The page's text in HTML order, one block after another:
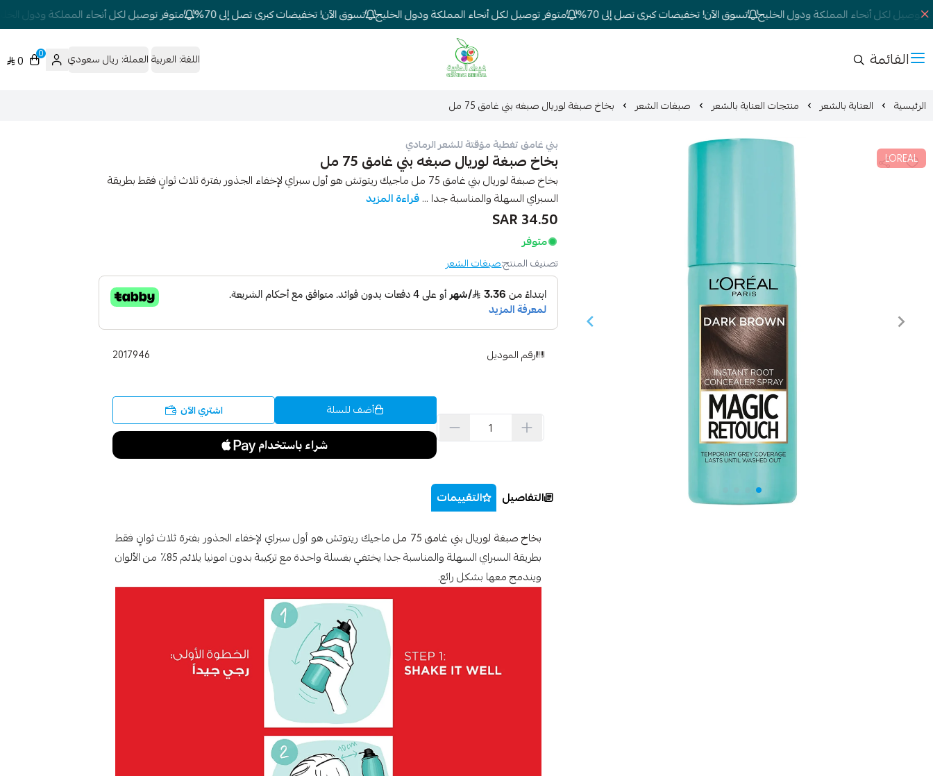
لكل أنحاء المملكة ودول الخليج تسوق الآن! تخفيضات كبرى تصل إلى 70% متوفر توصيل لكل أنحاء المملكة ودول الخليج تسوق الآن! تخفيضات كبرى تصل إلى 70% متوفر توصيل لكل أنحاء المملكة ودول الخليج
القائمة شركة غيداء المتطورة الطبية اللغة: العربيةالعملة: ريال سعودي 0
0
الرئيسية العناية بالشعر منتجات العناية بالشعر صبغات الشعر بخاخ صبغة لوريال صبغه بني غامق 75 مل
LOREAL
بني غامق تغطية مؤقتة للشعر الرمادي
بخاخ صبغة لوريال صبغه بني غامق 75 مل
بخاخ صبغة لوريال بني غامق 75 مل ماجيك ريتوتش هو أول سبراي لإخفاء الجذور بفترة ثلاث ثوانٍ فقط بطريقة
السبراي السهلة والمناسبة جدا ...قراءة المزيد
34.50 SAR
متوفر
تصنيف المنتج:صبغات الشعر
رقم الموديل 2017946
أضف للسلة اشتري الآن
التفاصيل التقييمات
بخاخ صبغة لوريال بني غامق 75 مل
ماجيك ريتوتش هو أول سبراي لإخفاء الجذور بفترة ثلاث ثوانٍ فقط
بطريقة السبراي السهلة والمناسبة جدا يختفي بغسلة واحدة مع تركيبة بدون امونيا يلائم 85٪ من الألوان
ويندمج معها بشكل رائع.